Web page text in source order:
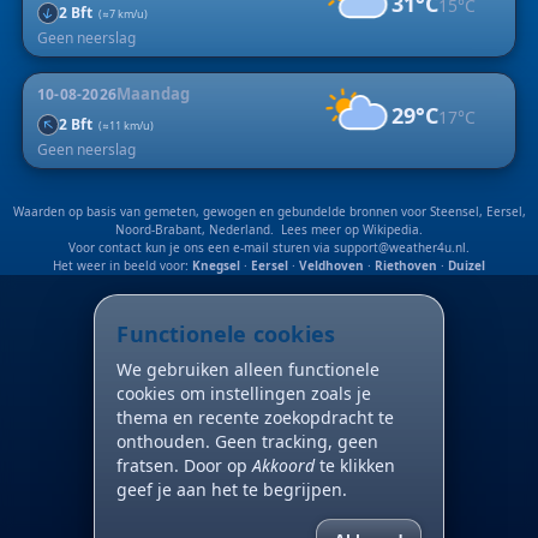
15°C
Geen neerslag
↑2 Bft (≈7 km/u)
10-08-2026Maandag
29°C17°C
Geen neerslag
↑2 Bft (≈11 km/u)
Waarden op basis van gemeten, gewogen en gebundelde bronnen voor Steensel, Eersel,
Noord-Brabant, Nederland. Lees meer op Wikipedia.
Voor contact kun je ons een e-mail sturen via support@weather4u.nl.
Het weer in beeld voor: Knegsel · Eersel · Veldhoven · Riethoven · Duizel
Functionele cookies
We gebruiken alleen functionele
cookies om instellingen zoals je
thema en recente zoekopdracht te
onthouden. Geen tracking, geen
fratsen. Door opAkkoordte klikken
geef je aan het te begrijpen.